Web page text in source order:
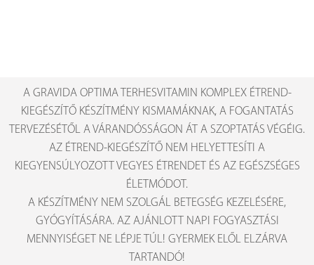
A GRAVIDA OPTIMA TERHESVITAMIN KOMPLEX ÉTREND-
KIEGÉSZÍTŐ KÉSZÍTMÉNY KISMAMÁKNAK, A FOGANTATÁS
TERVEZÉSÉTŐL A VÁRANDÓSSÁGON ÁT A SZOPTATÁS VÉGÉIG.
AZ ÉTREND-KIEGÉSZÍTŐ NEM HELYETTESÍTI A
KIEGYENSÚLYOZOTT VEGYES ÉTRENDET ÉS AZ EGÉSZSÉGES
ÉLETMÓDOT.
A KÉSZÍTMÉNY NEM SZOLGÁL BETEGSÉG KEZELÉSÉRE,
GYÓGYÍTÁSÁRA. AZ AJÁNLOTT NAPI FOGYASZTÁSI
MENNYISÉGET NE LÉPJE TÚL! GYERMEK ELŐL ELZÁRVA
TARTANDÓ!